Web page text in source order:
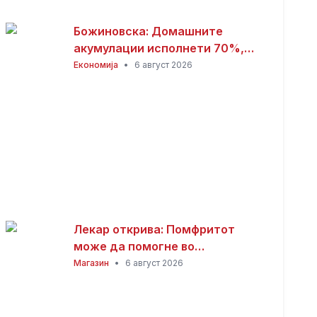
Божиновска: Домашните
акумулации исполнети 70%,
обезбедена стабилност на
Економија • 6 август 2026
Лекар открива: Помфритот
може да помогне во
топлотните бранови, но
Магазин • 6 август 2026